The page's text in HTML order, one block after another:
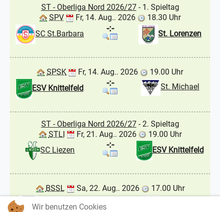
ST - Oberliga Nord 2026/27- 1. Spieltag
SPV
Fr, 14. Aug.. 2026
18.30 Uhr
SC St.Barbara
St. Lorenzen
-:-
SPSK Fr, 14. Aug.. 2026
19.00 Uhr
ESV Knittelfeld
St. Michael
-:-
ST - Oberliga Nord 2026/27- 2. Spieltag
STLI
Fr, 21. Aug.. 2026
19.00 Uhr
SC Liezen
ESV Knittelfeld
-:-
BSSL Sa, 22. Aug.. 2026
17.00 Uhr
St. Lorenzen
-:-
Wir benutzen Cookies